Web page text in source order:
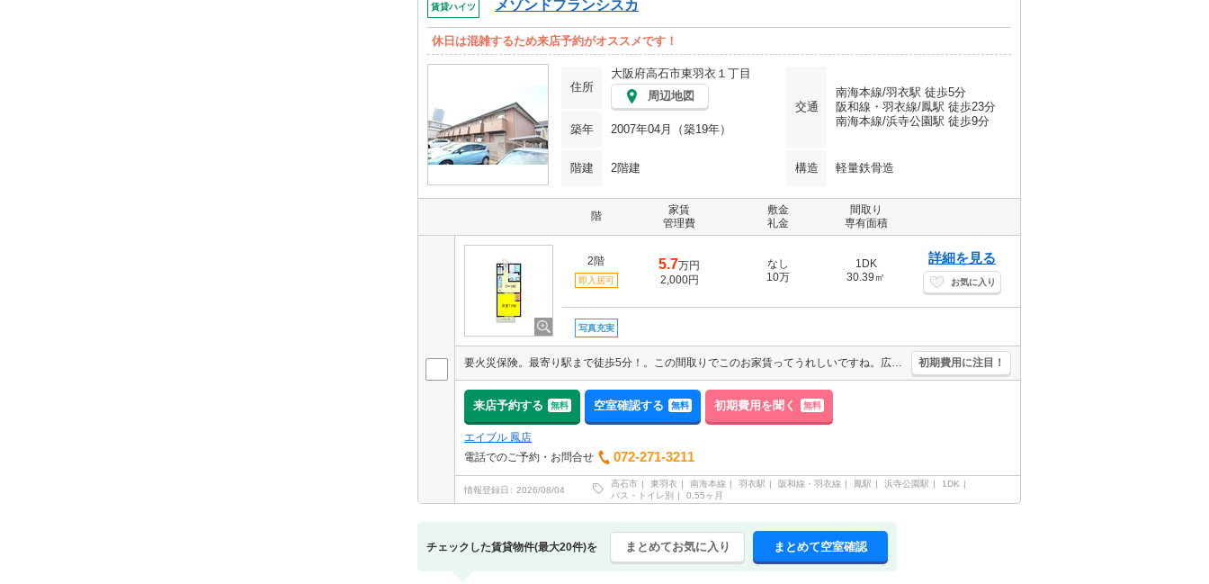
賃貸ハイツ メゾンドフランシスカ
休日は混雑するため来店予約がオススメです！
住所
大阪府高石市東羽衣１丁目
周辺地図
交通
南海本線/羽衣駅 徒歩5分
阪和線・羽衣線/鳳駅 徒歩23分
南海本線/浜寺公園駅 徒歩9分
築年 2007年04月（築19年）
階建 2階建 構造 軽量鉄骨造
階
家賃
管理費
敷金
礼金
間取り
専有面積
2階
即入居可
5.7万円
2,000円
なし
10万
1DK
30.39㎡
詳細を見る
お気に入り
写真充実
要火災保険。最寄り駅まで徒歩5分！。この間取りでこのお家賃ってうれしいですね。広さ良し!家賃良し!周辺環境良し!。この条件は魅力ですね。初めての一人暮らしはこのお部屋から。あなたの新生活を応援します。 初期費用に注目！
来店予約する 無料 空室確認する 無料 初期費用を聞く 無料
エイブル 鳳店
電話でのご予約・お問合せ
072-271-3211
情報登録日 2026/08/04
高石市 東羽衣 南海本線 羽衣駅 阪和線・羽衣線 鳳駅 浜寺公園駅
1DK
バス・トイレ別
0.55ヶ月
チェックした賃貸物件(最大20件)を まとめてお気に入り まとめて空室確認